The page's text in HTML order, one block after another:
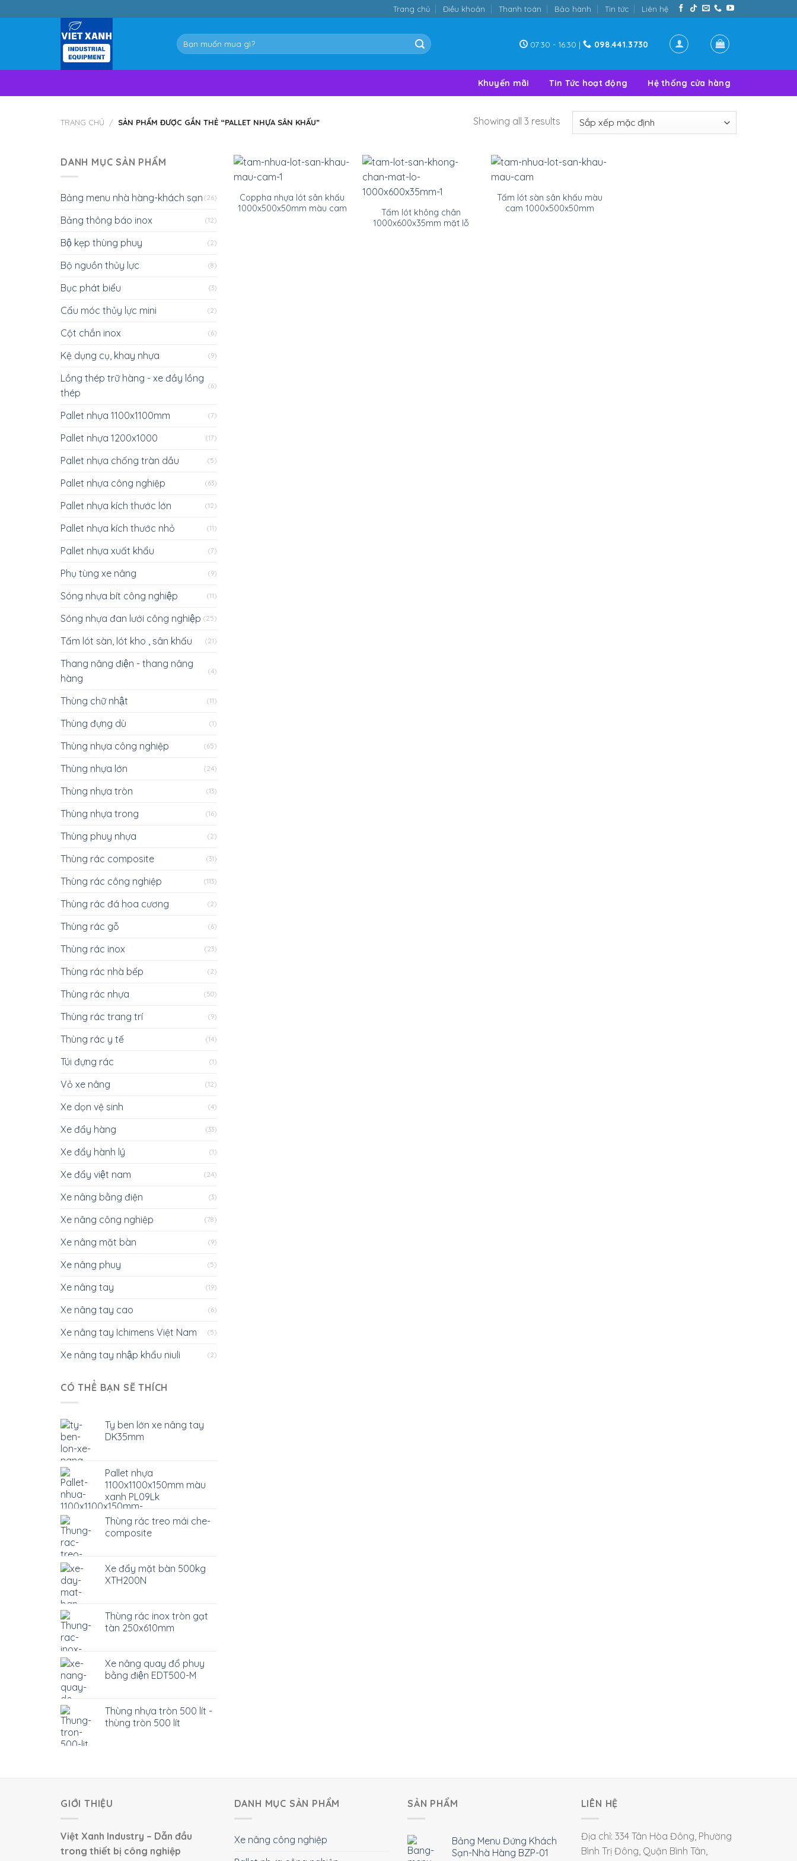
to
Trang chủ Điều khoản Thanh toán Bảo hành Tin tức Liên hệ
Tìm
kiếm:
07:30 - 16:30 | 098.441.3730
Khuyến mãi Tin Tức hoạt động Hệ thống cửa hàng
TRANG CHỦ / SẢN PHẨM ĐƯỢC GẮN THẺ “PALLET NHỰA SÂN KHẤU” Showing all 3 results
DANH MỤC SẢN PHẨM
Bảng menu nhà hàng-khách sạn (26)
Bảng thông báo inox (12)
Bộ kẹp thùng phuy (2)
Bộ nguồn thủy lực (8)
Bục phát biểu (3)
Cẩu móc thủy lực mini (2)
Cột chắn inox (6)
Kệ dụng cụ, khay nhựa (9)
Lồng thép trữ hàng - xe đầy lồng
thép
(6)
Pallet nhựa 1100x1100mm (7)
Pallet nhựa 1200x1000 (17)
Pallet nhựa chống tràn dầu (5)
Pallet nhựa công nghiệp (63)
Pallet nhựa kích thước lớn (12)
Pallet nhựa kích thước nhỏ (11)
Pallet nhựa xuất khẩu (7)
Phụ tùng xe nâng (9)
Sóng nhựa bít công nghiệp (11)
Sóng nhựa đan lưới công nghiệp (25)
Tấm lót sàn, lót kho , sân khấu (21)
Thang nâng điện - thang nâng
hàng
(4)
Thùng chữ nhật (11)
Thùng đựng dù (1)
Thùng nhựa công nghiệp (65)
Thùng nhựa lớn (24)
Thùng nhựa tròn (13)
Thùng nhựa trong (16)
Thùng phuy nhựa (2)
Thùng rác composite (31)
Thùng rác công nghiệp (113)
Thùng rác đá hoa cương (2)
Thùng rác gỗ (6)
Thùng rác inox (23)
Thùng rác nhà bếp (2)
Thùng rác nhựa (50)
Thùng rác trang trí (9)
Thùng rác y tế (14)
Túi đựng rác (1)
Vỏ xe nâng (12)
Xe dọn vệ sinh (4)
Xe đẩy hàng (33)
Xe đẩy hành lý (1)
Xe đẩy việt nam (24)
Xe nâng bằng điện (3)
Xe nâng công nghiệp (78)
Xe nâng mặt bàn (9)
Xe nâng phuy (5)
Xe nâng tay (19)
Xe nâng tay cao (6)
Xe nâng tay Ichimens Việt Nam (5)
Xe nâng tay nhập khẩu niuli (2)
CÓ THỂ BẠN SẼ THÍCH
Ty ben lớn xe nâng tay
DK35mm
Pallet nhựa
1100x1100x150mm màu
xanh PL09Lk
Thùng rác treo mái che-
composite
Xe đẩy mặt bàn 500kg
XTH200N
Thùng rác inox tròn gạt
tàn 250x610mm
Xe nâng quay đổ phuy
bằng điện EDT500-M
Thùng nhựa tròn 500 lít -
thùng tròn 500 lít
Coppha nhựa lót sân khấu
1000x500x50mm màu cam
Tấm lót không chân
1000x600x35mm mặt lỗ
Tấm lót sàn sân khấu màu
cam 1000x500x50mm
GIỚI THIỆU
Việt Xanh Industry – Dẫn đầu
trong thiết bị công nghiệp
DANH MỤC SẢN PHẨM
Xe nâng công nghiệp
SẢN PHẨM
Bảng Menu Đứng Khách
Sạn-Nhà Hàng BZP-01
LIÊN HỆ
Địa chỉ: 334 Tân Hòa Đông, Phường
Bình Trị Đông, Quận Bình Tân,